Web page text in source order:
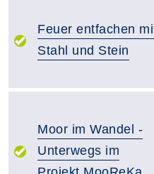
Feuer entfachen
Stahl und Stein
Moor im Wandel -
Unterwegs im